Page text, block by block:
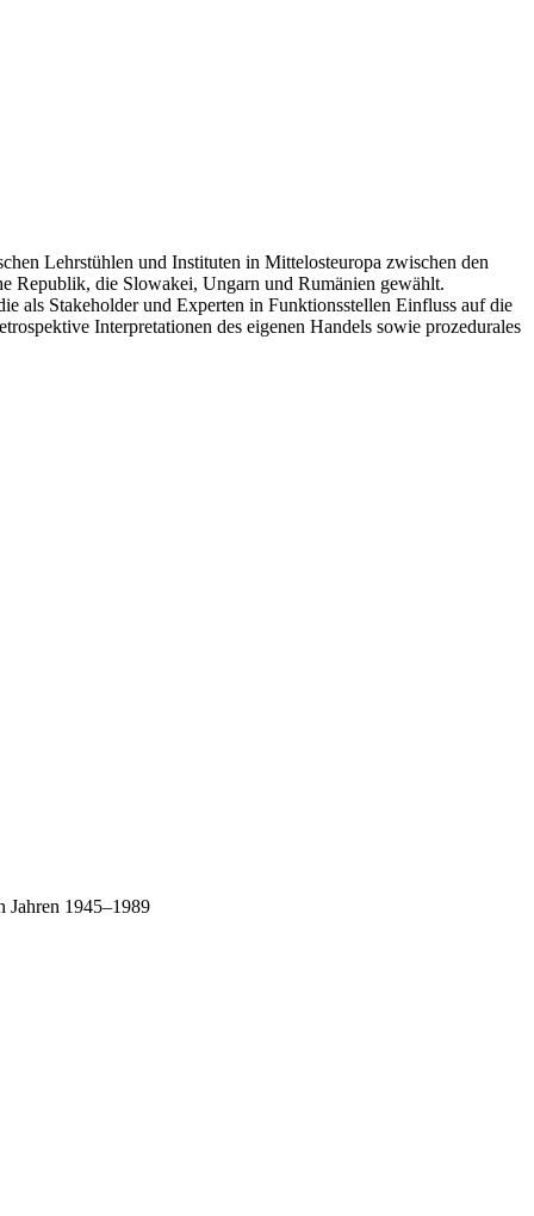
Lehrstühlen und Instituten in Mittelosteuropa zwischen den
Republik, die Slowakei, Ungarn und Rumänien gewählt.
als Stakeholder und Experten in Funktionsstellen Einfluss auf die
Interpretationen des eigenen Handels sowie prozedurales
Jahren 1945–1989